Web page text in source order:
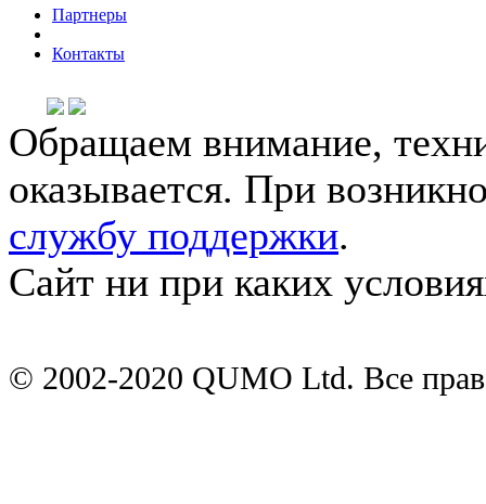
Партнеры
Контакты
Обращаем внимание,
оказывается. При
службу поддержки.
Сайт ни при каких
© 2002-2020 QUMO Ltd. Все